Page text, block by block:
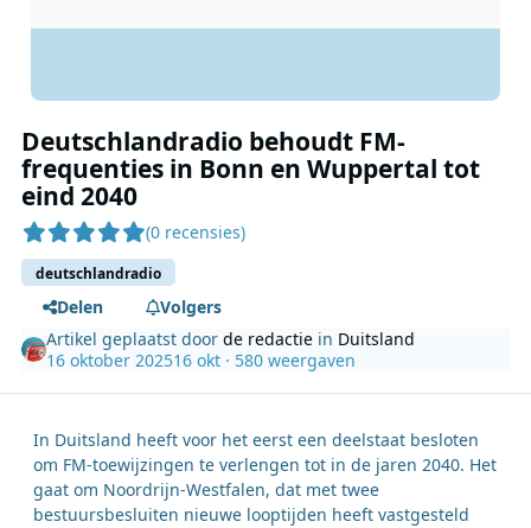
Deutschlandradio behoudt FM-
frequenties in Bonn en Wuppertal tot
eind 2040
(0 recensies)
deutschlandradio
Delen
Volgers
Artikel geplaatst doorde redactie in Duitsland
16 oktober 202516 okt · 580 weergaven
In Duitsland heeft voor het eerst een deelstaat besloten
om FM-toewijzingen te verlengen tot in de jaren 2040. Het
gaat om Noordrijn-Westfalen, dat met twee
bestuursbesluiten nieuwe looptijden heeft vastgesteld